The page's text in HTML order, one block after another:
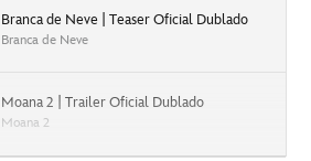
Branca de Neve | Teaser Oficial Dublado
Branca de Neve
Moana 2 | Trailer Oficial Dublado
Moana 2